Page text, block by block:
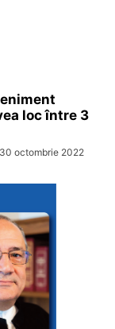
loc între 3
30 octombrie 2022